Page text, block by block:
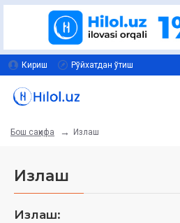
Кириш Рўйхатдан ўтиш
Бош саҳифа Излаш
Излаш
Излаш: